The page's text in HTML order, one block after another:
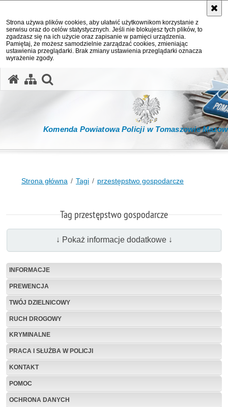
Strona używa plików cookies, aby ułatwić użytkownikom korzystanie z
serwisu oraz do celów statystycznych. Jeśli nie blokujesz tych plików, to
zgadzasz się na ich użycie oraz zapisanie w pamięci urządzenia.
Pamiętaj, że możesz samodzielnie zarządzać cookies, zmieniając
ustawienia przeglądarki. Brak zmiany ustawienia przeglądarki oznacza
wyrażenie zgody.
Komenda Powiatowa Policji w Tomaszowie
Strona główna Tagi przestępstwo gospodarcze
Tag przestępstwo gospodarcze
↓ Pokaż informacje dodatkowe ↓
INFORMACJE
PREWENCJA
TWÓJ DZIELNICOWY
RUCH DROGOWY
KRYMINALNE
PRACA I SŁUŻBA W POLICJI
KONTAKT
POMOC
OCHRONA DANYCH